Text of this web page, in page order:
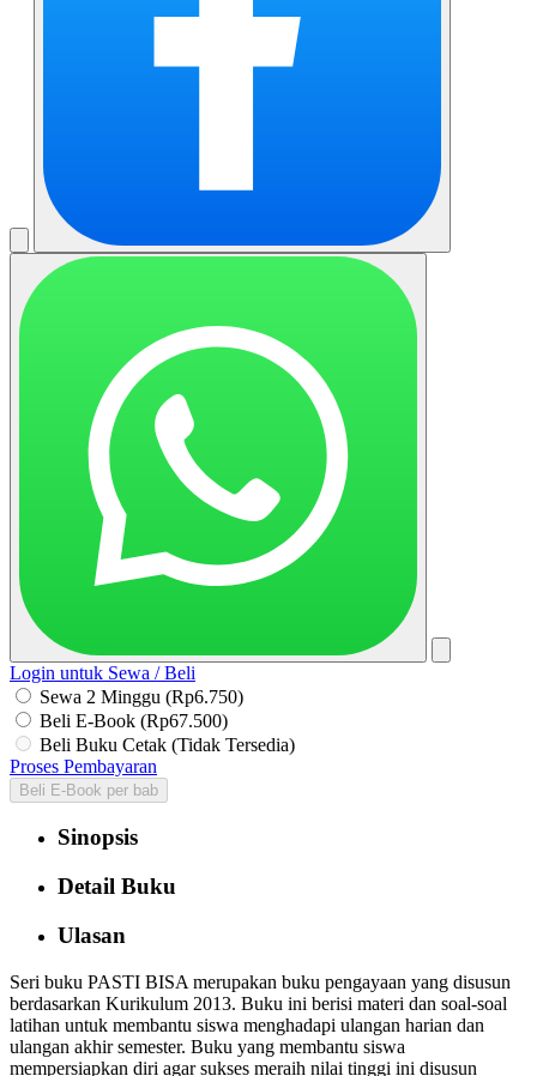
Login untuk Sewa / Beli
Sewa 2 Minggu (Rp6.750)
Beli E-Book (Rp67.500)
Beli Buku Cetak (Tidak Tersedia)
Proses Pembayaran
Beli E-Book per bab
Sinopsis
Detail Buku
Ulasan
Seri buku PASTI BISA merupakan buku pengayaan yang disusun
berdasarkan Kurikulum 2013. Buku ini berisi materi dan soal-soal
latihan untuk membantu siswa menghadapi ulangan harian dan
ulangan akhir semester. Buku yang membantu siswa
mempersiapkan diri agar sukses meraih nilai tinggi ini disusun